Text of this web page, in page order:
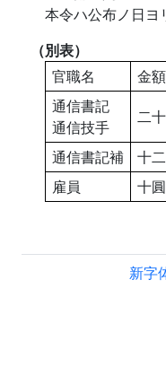
本令ハ公布ノ日ヨ
（別表）
官職名
金額
通信書記
通信技手
二
通信書記補
十
雇員
十
新字